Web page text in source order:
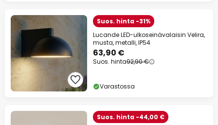
Suos. hinta -31%
Lucande LED-ulkoseinävalaisin Velira,
musta, metalli, IP54
63,90 €
Suos. hinta92,90 €
Varastossa
Suos. hinta -44,00 €